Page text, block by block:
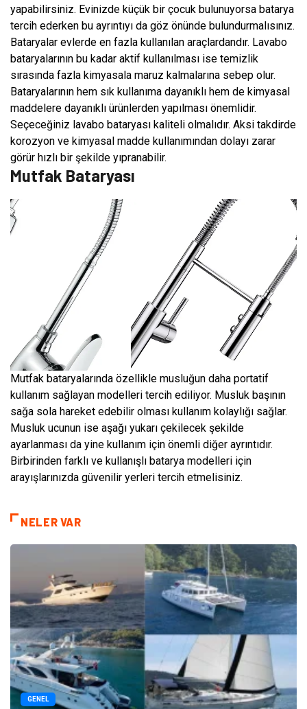
yapabilirsiniz. Evinizde küçük bir çocuk bulunuyorsa batarya
tercih ederken bu ayrıntıyı da göz önünde bulundurmalısınız.
Bataryalar evlerde en fazla kullanılan araçlardandır. Lavabo
bataryalarının bu kadar aktif kullanılması ise temizlik
sırasında fazla kimyasala maruz kalmalarına sebep olur.
Bataryalarının hem sık kullanıma dayanıklı hem de kimyasal
maddelere dayanıklı ürünlerden yapılması önemlidir.
Seçeceğiniz lavabo bataryası kaliteli olmalıdır. Aksi takdirde
korozyon ve kimyasal madde kullanımından dolayı zarar
görür hızlı bir şekilde yıpranabilir.
Mutfak Bataryası
Mutfak bataryalarında özellikle musluğun daha portatif
kullanım sağlayan modelleri tercih ediliyor. Musluk başının
sağa sola hareket edebilir olması kullanım kolaylığı sağlar.
Musluk ucunun ise aşağı yukarı çekilecek şekilde
ayarlanması da yine kullanım için önemli diğer ayrıntıdır.
Birbirinden farklı ve kullanışlı batarya modelleri için
arayışlarınızda güvenilir yerleri tercih etmelisiniz.
NELER VAR
GENEL